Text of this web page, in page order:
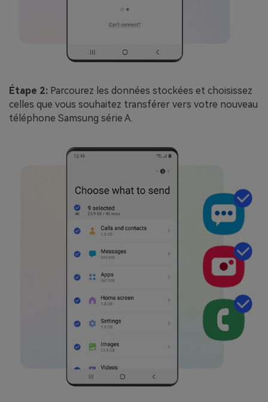
Étape 2: Parcourez les données stockées et choisissez
celles que vous souhaitez transférer vers votre nouveau
téléphone Samsung série A.